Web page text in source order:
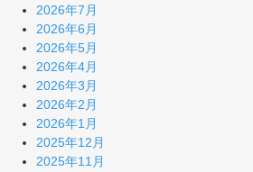
2026年7月
2026年6月
2026年5月
2026年4月
2026年3月
2026年2月
2026年1月
2025年12月
2025年11月